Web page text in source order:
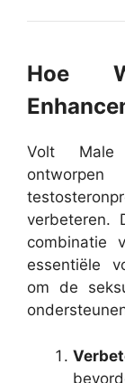
Hoe
Volt Male
verbeteren.
combinatie
essentiële
om de